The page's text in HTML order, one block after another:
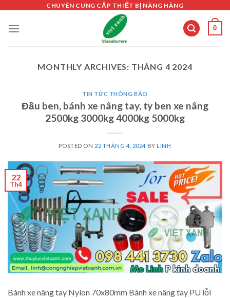
content
CHUYÊN CUNG CẤP THIẾT BỊ NÂNG HÀNG
0
MONTHLY ARCHIVES: THÁNG 4 2024
TIN TỨC THÔNG BÁO
Đầu ben, bánh xe nâng tay, ty ben xe nâng
2500kg 3000kg 4000kg 5000kg
POSTED ON 22 THÁNG 4, 2024 BYLINH
22
Th4
Bánh xe nâng tay Nylon 70x80mm Bánh xe nâng tay PU lỗi